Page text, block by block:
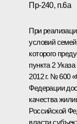
Пр-240, п.6а
При
условий
которого
пункта 2
2012 г. № 600
Федерации
качества
Российской
власти